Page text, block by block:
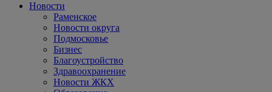
Новости
Раменское
Новости округа
Подмосковье
Бизнес
Благоустройство
Здравоохранение
Новости ЖКХ